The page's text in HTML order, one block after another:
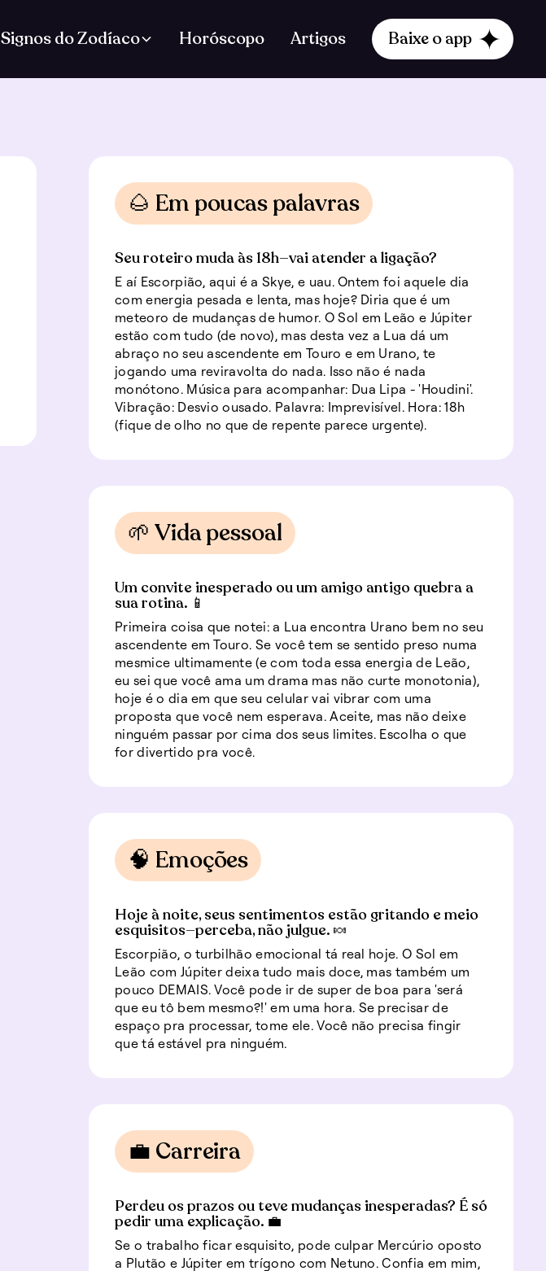
Signos do Zodíaco Horóscopo Artigos Baixe o app
🌰 Em poucas palavras
Seu roteiro muda às 18h—vai atender a ligação?
E aí Escorpião, aqui é a Skye, e uau. Ontem foi aquele dia
com energia pesada e lenta, mas hoje? Diria que é um
meteoro de mudanças de humor. O Sol em Leão e Júpiter
estão com tudo (de novo), mas desta vez a Lua dá um
abraço no seu ascendente em Touro e em Urano, te
jogando uma reviravolta do nada. Isso não é nada
monótono. Música para acompanhar: Dua Lipa - 'Houdini'.
Vibração: Desvio ousado. Palavra: Imprevisível. Hora: 18h
(fique de olho no que de repente parece urgente).
🌱 Vida pessoal
Um convite inesperado ou um amigo antigo quebra a
sua rotina. 📱
Primeira coisa que notei: a Lua encontra Urano bem no seu
ascendente em Touro. Se você tem se sentido preso numa
mesmice ultimamente (e com toda essa energia de Leão,
eu sei que você ama um drama mas não curte monotonia),
hoje é o dia em que seu celular vai vibrar com uma
proposta que você nem esperava. Aceite, mas não deixe
ninguém passar por cima dos seus limites. Escolha o que
for divertido pra você.
🧠 Emoções
Hoje à noite, seus sentimentos estão gritando e meio
esquisitos—perceba, não julgue. 🍬
Escorpião, o turbilhão emocional tá real hoje. O Sol em
Leão com Júpiter deixa tudo mais doce, mas também um
pouco DEMAIS. Você pode ir de super de boa para 'será
que eu tô bem mesmo?!' em uma hora. Se precisar de
espaço pra processar, tome ele. Você não precisa fingir
que tá estável pra ninguém.
💼 Carreira
Perdeu os prazos ou teve mudanças inesperadas? É só
pedir uma explicação. 💼
Se o trabalho ficar esquisito, pode culpar Mercúrio oposto
a Plutão e Júpiter em trígono com Netuno. Confia em mim,